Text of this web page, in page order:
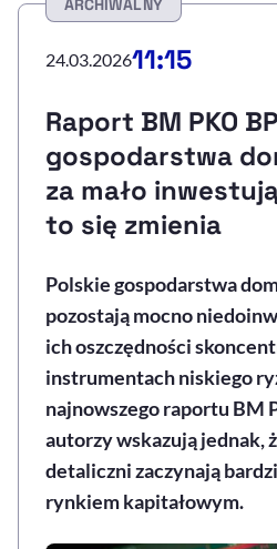
Sprawdź, jak i dlaczego zwiększamy
Deklaracja dostępności, otwiera
ARCHIWALNY
24.03.202611:15
Raport BM PKO
gospodarstwa
za mało
to się zmienia
Polskie gospodarstwa
pozostają mocno
ich oszczędności
instrumentach niskiego
najnowszego raportu BM
autorzy wskazują jednak,
detaliczni zaczynają
rynkiem kapitałowym.